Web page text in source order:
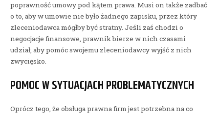
poprawność umowy pod kątem prawa. Musi on także zadbać
o to, aby w umowie nie było żadnego zapisku, przez który
zleceniodawca mógłby być stratny. Jeśli zaś chodzi o
negocjacje finansowe, prawnik bierze w nich czasami
udział, aby pomóc swojemu zleceniodawcy wyjść z nich
zwycięsko.
POMOC W SYTUACJACH PROBLEMATYCZNYCH
Oprócz tego, że obsługa prawna firm jest potrzebna na co